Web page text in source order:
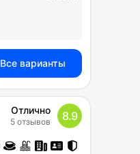
Все варианты
Отлично
5 отзывов 8.9